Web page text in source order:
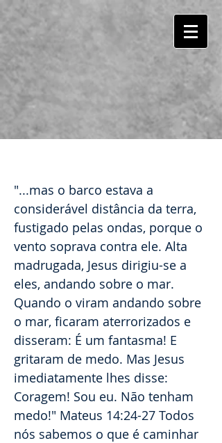
"...mas o barco estava a
considerável distância da terra,
fustigado pelas ondas, porque o
vento soprava contra ele. Alta
madrugada, Jesus dirigiu-se a
eles, andando sobre o mar.
Quando o viram andando sobre
o mar, ficaram aterrorizados e
disseram: É um fantasma! E
gritaram de medo. Mas Jesus
imediatamente lhes disse:
Coragem! Sou eu. Não tenham
medo!" Mateus 14:24-27 Todos
nós sabemos o que é caminhar